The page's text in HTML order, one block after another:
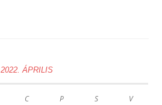
2022. ÁPRILIS
C P S V